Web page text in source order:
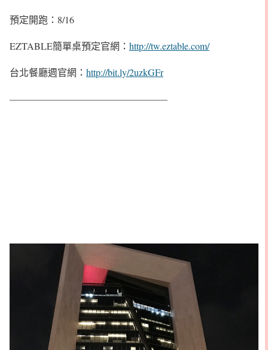
預定開跑：8/16
EZTABLE簡單桌預定官網： http://tw.eztable.com/
台北餐廳週官網： http://bit.ly/2uzkGFr
————————————————–